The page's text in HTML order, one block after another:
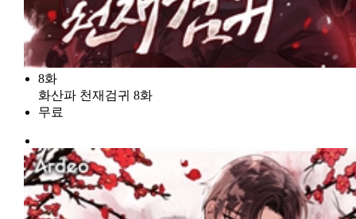
8화
화산파 천재검귀 8화
무료